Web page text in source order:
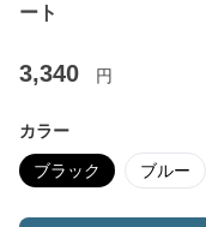
ート
3,340 円
カラー
ブラック ブルー